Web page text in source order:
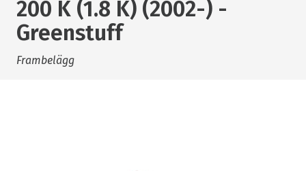
200 K (1.8 K) (2002-) -
Greenstuff
Frambelägg